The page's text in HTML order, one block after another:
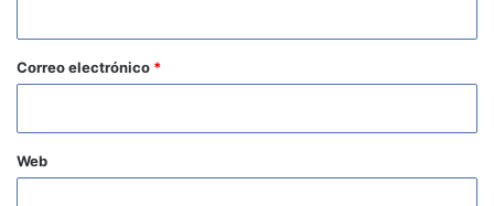
o
*
Correo electrónico *
Web